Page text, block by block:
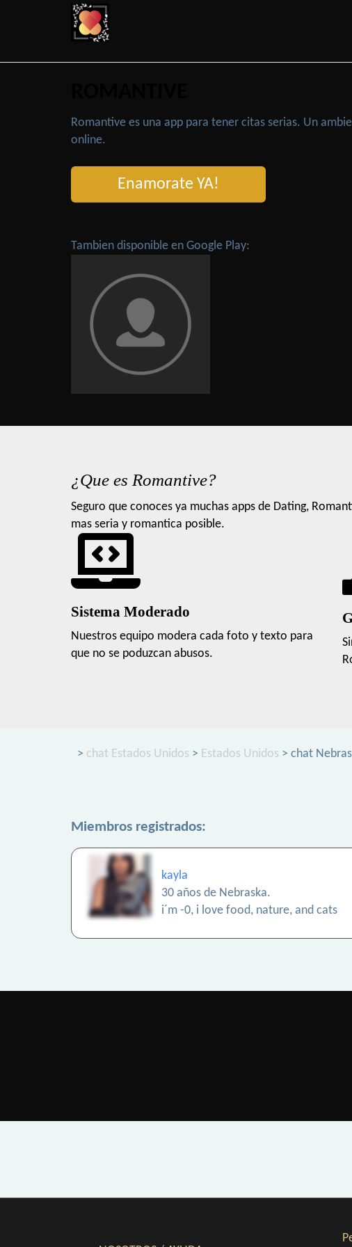
Romantive es una app para tener citas serias. Un
online.
Enamorate YA!
Tambien disponible en Google Play:
¿Que es Romantive?
Seguro que conoces ya muchas apps de Dating,
mas seria y romantica posible.
Sistema Moderado
Nuestros equipo modera cada foto y texto para
que no se poduzcan abusos.
> chat Estados Unidos > Estados Unidos > chat
Miembros registrados:
kayla
30 años de Nebraska.
i´m -0, i love food, nature, and cats